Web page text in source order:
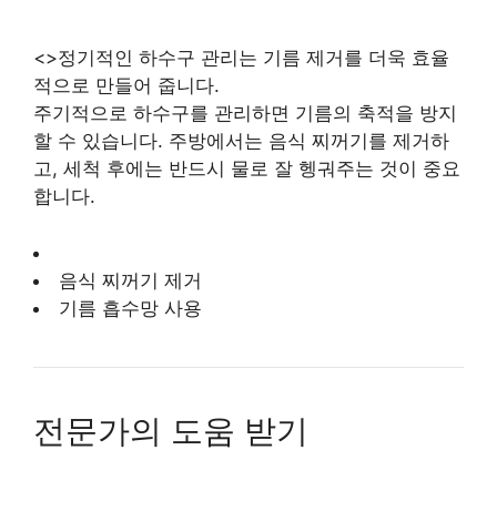
<>정기적인 하수구 관리는 기름 제거를 더욱 효율
적으로 만들어 줍니다.
주기적으로 하수구를 관리하면 기름의 축적을 방지
할 수 있습니다. 주방에서는 음식 찌꺼기를 제거하
고, 세척 후에는 반드시 물로 잘 헹궈주는 것이 중요
합니다.
음식 찌꺼기 제거
기름 흡수망 사용
전문가의 도움 받기